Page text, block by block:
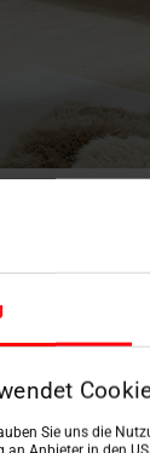
Sie uns die